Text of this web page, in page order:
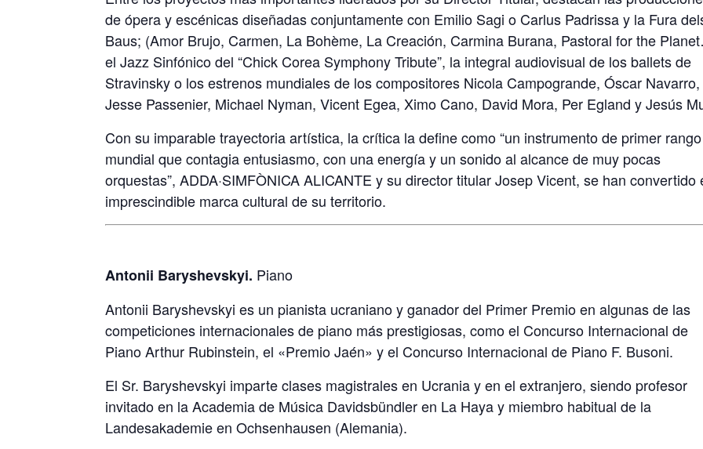
de ópera y escénicas diseñadas conjuntamente con Emilio Sagi o Carlus Padrissa y la Fura
Baus; (Amor Brujo, Carmen, La Bohème, La Creación, Carmina Burana, Pastoral for the
el Jazz Sinfónico del “Chick Corea Symphony Tribute”, la integral audiovisual de los ballets de
Stravinsky o los estrenos mundiales de los compositores Nicola Campogrande, Óscar Navarro,
Jesse Passenier, Michael Nyman, Vicent Egea, Ximo Cano, David Mora, Per Egland y Jesús
Con su imparable trayectoria artística, la crítica la define como “un instrumento de primer rango
mundial que contagia entusiasmo, con una energía y un sonido al alcance de muy pocas
orquestas”, ADDA·SIMFÒNICA ALICANTE y su director titular Josep Vicent, se han convertido
imprescindible marca cultural de su territorio.
Antonii Baryshevskyi. Piano
Antonii Baryshevskyi es un pianista ucraniano y ganador del Primer Premio en algunas de las
competiciones internacionales de piano más prestigiosas, como el Concurso Internacional de
Piano Arthur Rubinstein, el «Premio Jaén» y el Concurso Internacional de Piano F. Busoni.
El Sr. Baryshevskyi imparte clases magistrales en Ucrania y en el extranjero, siendo profesor
invitado en la Academia de Música Davidsbündler en La Haya y miembro habitual de la
Landesakademie en Ochsenhausen (Alemania).